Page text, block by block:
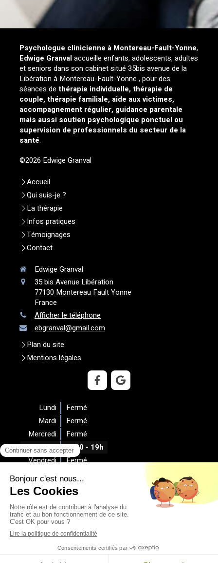
Psychologue clinicienne à Montereau-Fault-Yonne,
Edwige Granvalaccueille enfants, adolescents, adultes
et seniors dans son cabinet situé 35bis avenue de la
Libération à Montereau-Fault-Yonne , pour des
séances de thérapie individuelle, thérapie de
couple, thérapie familiale, aide aux victimes,
accompagnement régulier, guidance parentale
mais aussi soutien psychologique ponctuel ou
supervision de professionnels du secteur de la
santé.
©2026 Edwige Granval
Accueil
Qui suis-je ?
La thérapie
Infos pratiques
Témoignages
Contact
Edwige Granval
35 bis Avenue Libération
77130 Montereau Fault Yonne
France
Afficher le téléphone
ebgranval@gmail.com
Plan du site
Mentions légales
Lundi
Fermé
Mardi
Fermé
Mercredi
Fermé
Jeudi
9h30 - 19h
Vendredi
Fermé
Samedi
Dimanche
Fermé
Prendre rendez-vous
Création et référencement du site par Simplébo